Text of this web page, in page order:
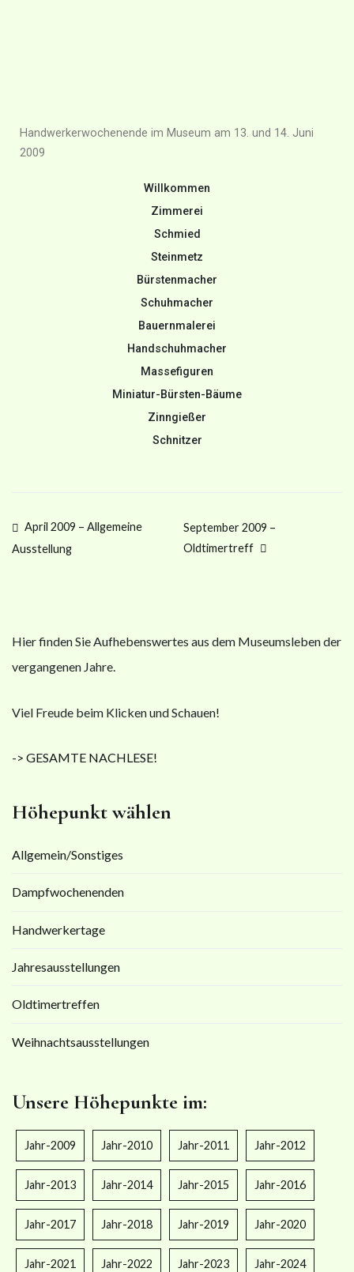
Handwerkerwochenende im Museum am 13. und 14. Juni
2009
Willkommen
Zimmerei
Schmied
Steinmetz
Bürstenmacher
Schuhmacher
Bauernmalerei
Handschuhmacher
Massefiguren
Miniatur-Bürsten-Bäume
Zinngießer
Schnitzer
April 2009 – Allgemeine
Ausstellung
September 2009 –
Oldtimertreff
Hier finden Sie Aufhebenswertes aus dem Museumsleben der
vergangenen Jahre.
Viel Freude beim Klicken und Schauen!
-> GESAMTE NACHLESE!
Höhepunkt wählen
Allgemein/Sonstiges
Dampfwochenenden
Handwerkertage
Jahresausstellungen
Oldtimertreffen
Weihnachtsausstellungen
Unsere Höhepunkte im:
Jahr-2009 Jahr-2010 Jahr-2011 Jahr-2012
Jahr-2013 Jahr-2014 Jahr-2015 Jahr-2016
Jahr-2017 Jahr-2018 Jahr-2019 Jahr-2020
Jahr-2021 Jahr-2022 Jahr-2023 Jahr-2024